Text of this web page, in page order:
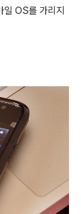
일 OS를 가리지